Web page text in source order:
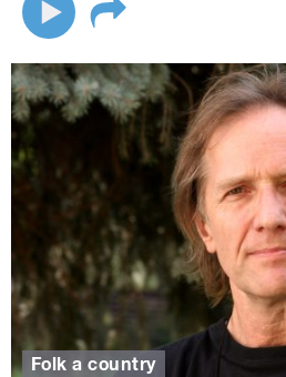
Folk a country